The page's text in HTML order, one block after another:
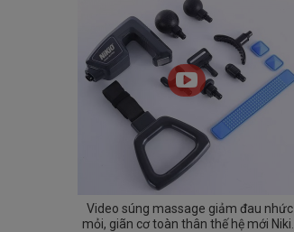
Video súng massage giảm đau nhức
mỏi, giãn cơ toàn thân thế hệ mới Nikio